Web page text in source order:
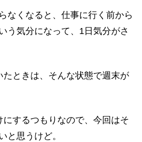
なくなると、仕事に行く前から
う気分になって、1日気分がさ
たときは、そんな状態で週末が
するつもりなので、今回はそ
と思うけど。